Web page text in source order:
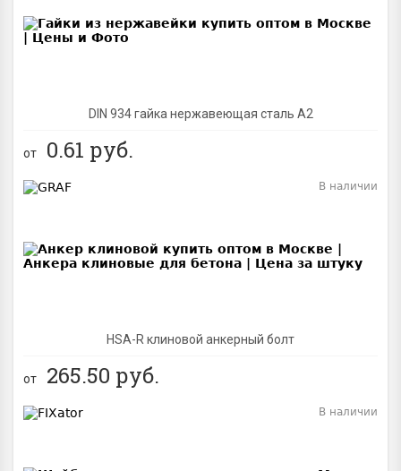
DIN 934 гайка нержавеющая сталь A2
от 0.61 руб.
HSA-R клиновой анкерный болт
В наличии
от 265.50 руб.
В наличии